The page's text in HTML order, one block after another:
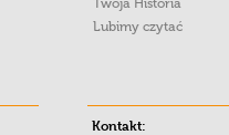
Twoja Historia
Lubimy czytać
Kontakt: